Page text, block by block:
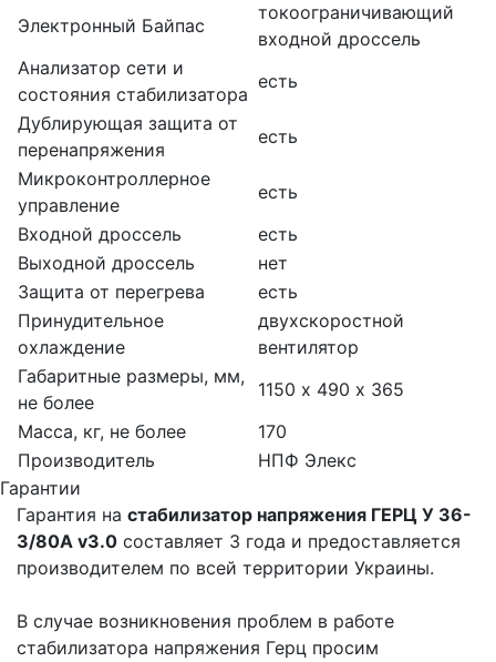
Электронный Байпас
токоограничивающий
входной дроссель
Анализатор сети и
состояния стабилизатора
есть
Дублирующая защита от
перенапряжения
есть
Микроконтроллерное
управление
есть
Входной дроссель
есть
Выходной дроссель
нет
Защита от перегрева
есть
Принудительное
охлаждение
двухскоростной
вентилятор
Габаритные размеры, мм,
не более
1150 х 490 х 365
Масса, кг, не более
170
Производитель
НПФ Элекс
Гарантии
Гарантия на стабилизатор напряжения ГЕРЦ У 36-
3/80A v3.0 составляет 3 года и предоставляется
производителем по всей территории Украины.
В случае возникновения проблем в работе
стабилизатора напряжения Герц просим